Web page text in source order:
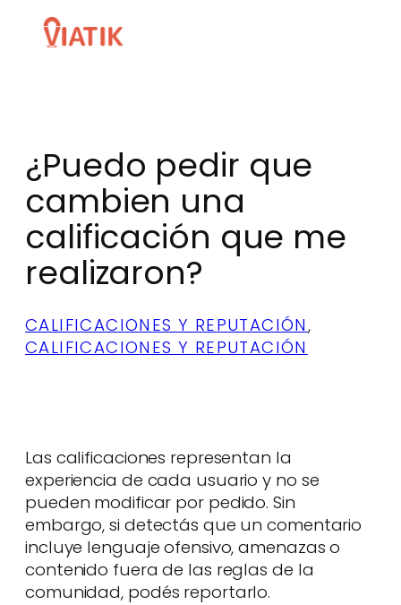
¿Puedo pedir que
cambien una
calificación que me
realizaron?
CALIFICACIONES Y REPUTACIÓN
CALIFICACIONES Y REPUTACIÓN
Las calificaciones representan la
experiencia de cada usuario y no se
pueden modificar por pedido. Sin
embargo, si detectás que un comentario
incluye lenguaje ofensivo, amenazas o
contenido fuera de las reglas de la
comunidad, podés reportarlo.